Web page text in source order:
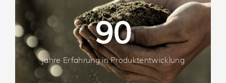
90
Jahre Erfahrung in Produktentwicklung